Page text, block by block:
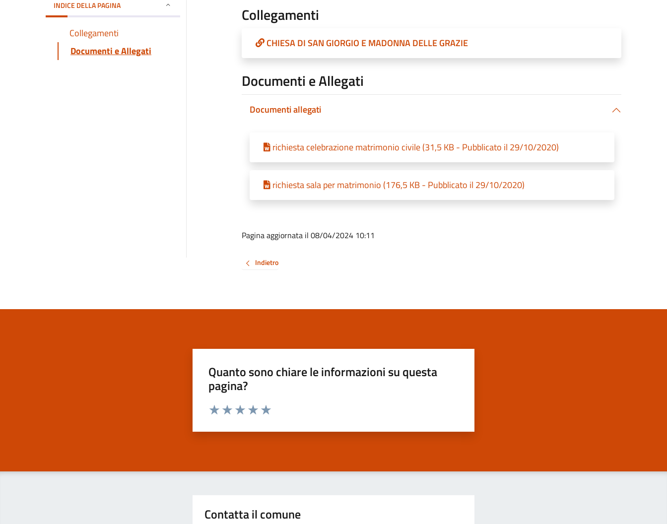
INDICE DELLA PAGINA
Collegamenti
Documenti e Allegati
Collegamenti
CHIESA DI SAN GIORGIO E MADONNA DELLE GRAZIE
Documenti e Allegati
Documenti allegati
richiesta celebrazione matrimonio civile (31,5 KB - Pubblicato il 29/10/2020)
richiesta sala per matrimonio (176,5 KB - Pubblicato il 29/10/2020)
Pagina aggiornata il 08/04/2024 10:11
Indietro
Quanto sono chiare le informazioni su questa
pagina?
Valuta da 1 a 5 stelle la pagina
Contatta il comune